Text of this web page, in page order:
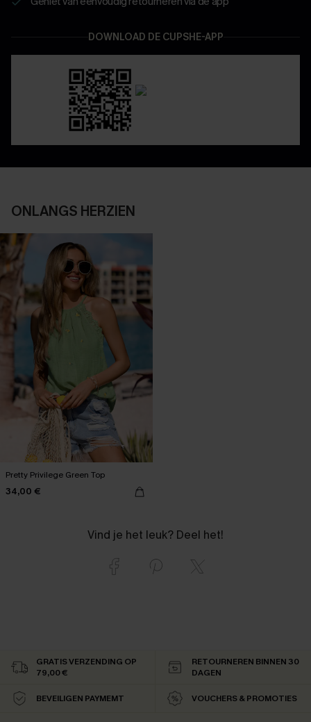
DOWNLOAD DE CUPSHE-APP
ONLANGS HERZIEN
Pretty Privilege Green Top
34,00 €
Vind je het leuk? Deel het!
GRATIS VERZENDING OP
79,00 €
RETOURNEREN BINNEN 30
DAGEN
BEVEILIGEN PAYMEMT VOUCHERS & PROMOTIES